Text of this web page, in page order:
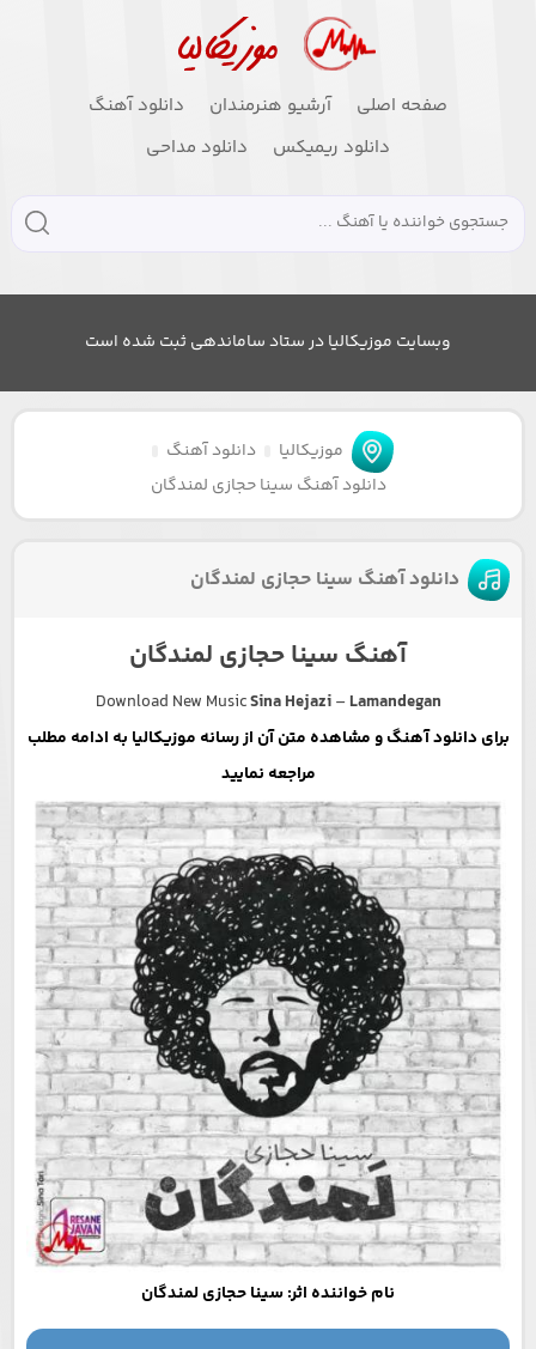
صفحه اصلی آرشیو هنرمندان
دانلود آهنگ
دانلود ریمیکس
دانلود مداحی
وبسایت موزیکالیا در ستاد ساماندهی ثبت شده است
موزیکالیا
دانلود آهنگ
دانلود آهنگ سینا حجازی لمندگان
دانلود آهنگ سینا حجازی لمندگان
آهنگ سینا حجازی لمندگان
Download New MusicSina Hejazi– Lamandegan
برای دانلود آهنگ و مشاهده متن آن از رسانه موزیکالیا به ادامه مطلب
مراجعه نمایید
نام خواننده اثر: سینا حجازی لمندگان